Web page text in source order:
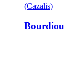
(Cazalis)
Bourdiou